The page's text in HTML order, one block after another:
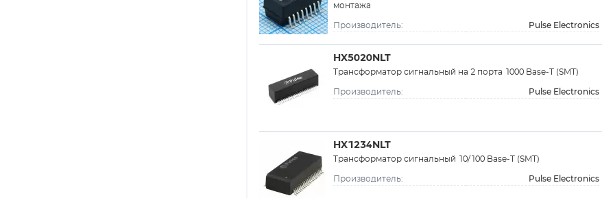
монтажа
Производитель: Pulse Electronics
HX5020NLT
Трансформатор сигнальный на 2 порта 1000 Base-T (SMT)
Производитель: Pulse Electronics
HX1234NLT
Трансформатор сигнальный 10/100 Base-T (SMT)
Производитель: Pulse Electronics